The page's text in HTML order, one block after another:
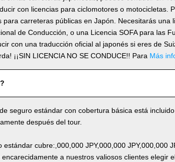
con licencias para ciclomotores o motocicletas.
para carreteras públicas en Japón. Necesitarás una
de Conducción, o una Licencia SOFA para las
con una traducción oficial al japonés si eres de
¡¡SIN LICENCIA NO SE CONDUCE!! Para Más
seguro estándar con cobertura básica está
después del tour.
estándar cubre:,000,000 JPY,000,000 JPY,000,000
encarecidamente a nuestros valiosos clientes elegir